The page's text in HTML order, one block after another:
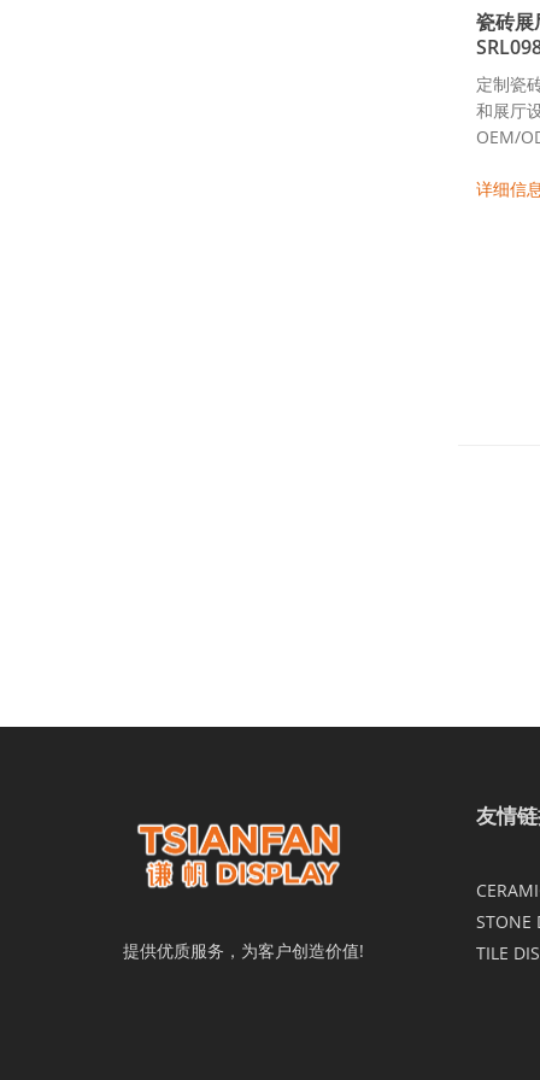
瓷砖展
定制瓷
和展厅
OEM/
详细信
提供优质服务，为客户创造价值!
友情
STONE
TILE